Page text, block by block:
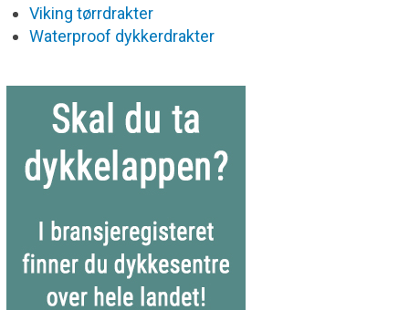
Viking tørrdrakter
Waterproof dykkerdrakter